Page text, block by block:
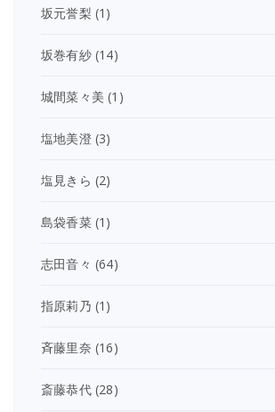
坂元誉梨 (1)
坂巻有紗(14)
城間菜々美 (1)
塩地美澄(3)
塩見きら (2)
島袋香菜(1)
志田音々 (64)
指原莉乃 (1)
斉藤里奈 (16)
斎藤恭代(28)